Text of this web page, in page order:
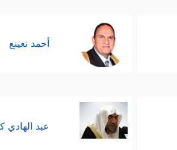
أحمد نعينع
عبد الهادي